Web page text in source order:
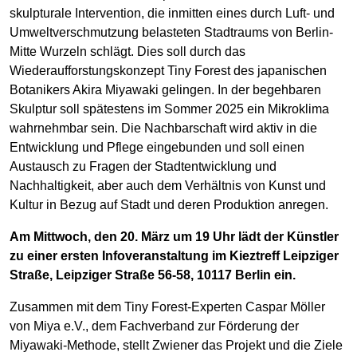
skulpturale Intervention, die inmitten eines durch Luft- und
Umweltverschmutzung belasteten Stadtraums von Berlin-
Mitte Wurzeln schlägt. Dies soll durch das
Wiederaufforstungskonzept Tiny Forest des japanischen
Botanikers Akira Miyawaki gelingen. In der begehbaren
Skulptur soll spätestens im Sommer 2025 ein Mikroklima
wahrnehmbar sein. Die Nachbarschaft wird aktiv in die
Entwicklung und Pflege eingebunden und soll einen
Austausch zu Fragen der Stadtentwicklung und
Nachhaltigkeit, aber auch dem Verhältnis von Kunst und
Kultur in Bezug auf Stadt und deren Produktion anregen.
Am Mittwoch, den 20. März um 19 Uhr lädt der Künstler
zu einer ersten Infoveranstaltung im Kieztreff Leipziger
Straße, Leipziger Straße 56-58, 10117 Berlin ein.
Zusammen mit dem Tiny Forest-Experten Caspar Möller
von Miya e.V., dem Fachverband zur Förderung der
Miyawaki-Methode, stellt Zwiener das Projekt und die Ziele